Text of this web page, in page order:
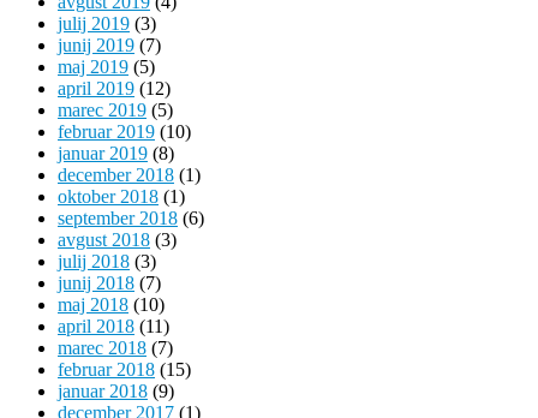
julij 2019 (3)
junij 2019 (7)
maj 2019 (5)
april 2019 (12)
marec 2019 (5)
februar 2019 (10)
januar 2019 (8)
december 2018 (1)
oktober 2018 (1)
september 2018 (6)
avgust 2018 (3)
julij 2018 (3)
junij 2018 (7)
maj 2018 (10)
april 2018 (11)
marec 2018 (7)
februar 2018 (15)
januar 2018 (9)
december 2017 (1)